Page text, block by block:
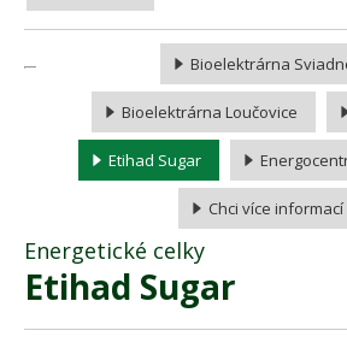
Bioelektrárna
Bioelektrárna Loučovice
Etihad Sugar
Chci více informací
Energetické celky
Etihad Sugar